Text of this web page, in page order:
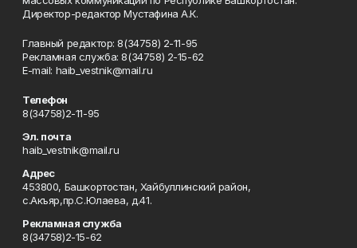
Директор-редактор Мустафина А.К.
Главный редактор: 8(34758) 2-11-95
Рекламная служба: 8(34758) 2-15-62
Е-mаil: haib_vestnik@mail.ru
Телефон
8(34758)2-11-95
Эл. почта
haib_vestnik@mail.ru
Адрес
453800, Башкортостан, Хайбуллинский район,
с.Акъяр,пр.С.Юлаева, д.41.
Рекламная служба
8(34758)2-15-62